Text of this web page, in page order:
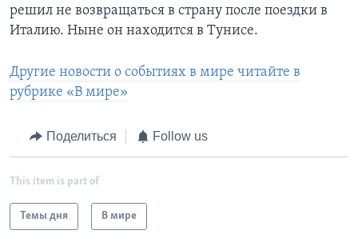
решил не возвращаться в страну после поездки в
Италию. Ныне он находится в Тунисе.
Другие новости о событиях в мире читайте в
рубрике «В мире»
Поделиться Follow us
This item is part of
Темы дня В мире